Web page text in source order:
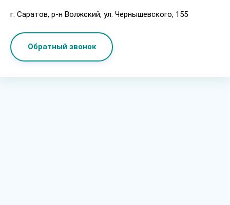
г. Саратов, p-н Boлжcкий, ул. Чepнышeвcкoгo, 155
Обратный звонок